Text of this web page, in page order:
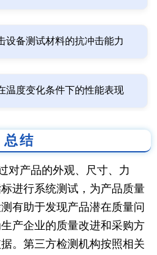
设备测试材料的抗冲击能力
温度变化条件下的性能表现
总结
对产品的外观、尺寸、力
进行系统测试，为产品质量
有助于发现产品潜在质量问
产企业的质量改进和采购方
。第三方检测机构按照相关